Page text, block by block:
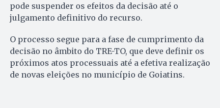
pode suspender os efeitos da decisão até o
julgamento definitivo do recurso.
O processo segue para a fase de cumprimento da
decisão no âmbito do TRE-TO, que deve definir os
próximos atos processuais até a efetiva realização
de novas eleições no município de Goiatins.